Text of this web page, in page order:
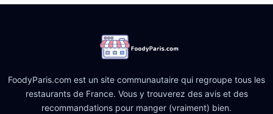
FoodyParis.com est un site communautaire qui regroupe tous les
restaurants de France. Vous y trouverez des avis et des
recommandations pour manger (vraiment) bien.